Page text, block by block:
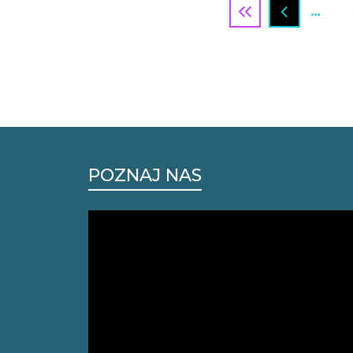
…
POZNAJ NAS